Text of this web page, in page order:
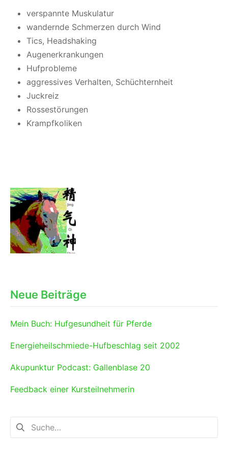
verspannte Muskulatur
wandernde Schmerzen durch Wind
Tics, Headshaking
Augenerkrankungen
Hufprobleme
aggressives Verhalten, Schüchternheit
Juckreiz
Rossestörungen
Krampfkoliken
Neue Beiträge
Mein Buch: Hufgesundheit für Pferde
Energieheilschmiede-Hufbeschlag seit 2002
Akupunktur Podcast: Gallenblase 20
Feedback einer Kursteilnehmerin
Suchen
nach: